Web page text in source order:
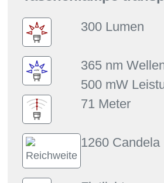
300 Lumen
365 nm
500 mW
71 Meter
1260 Candela